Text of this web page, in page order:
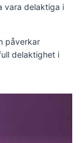
vara delaktiga i
påverkar
delaktighet i